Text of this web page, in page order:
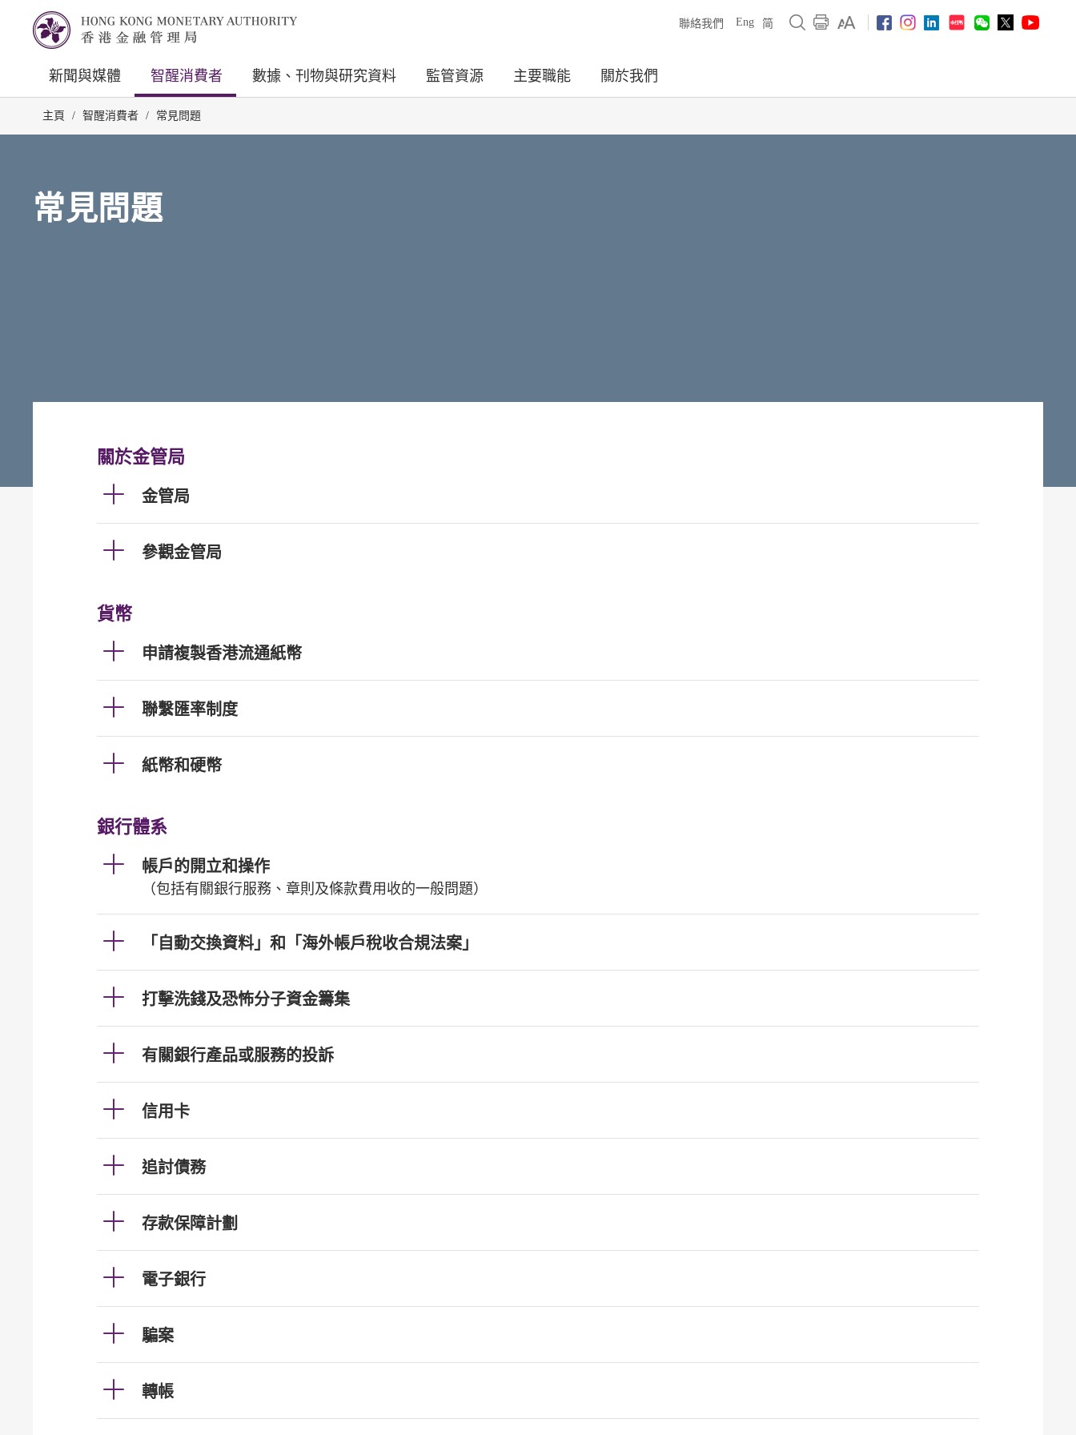
聯絡我們 Eng 简
新聞與媒體 智醒消費者 數據、刊物與研究資料 監管資源 主要職能 關於我們
主頁 / 智醒消費者 / 常見問題
常見問題
關於金管局
金管局
參觀金管局
貨幣
申請複製香港流通紙幣
聯繫匯率制度
紙幣和硬幣
銀行體系
帳戶的開立和操作
（包括有關銀行服務、章則及條款費用收的一般問題）
「自動交換資料」和「海外帳戶稅收合規法案」
打擊洗錢及恐怖分子資金籌集
有關銀行產品或服務的投訴
信用卡
追討債務
存款保障計劃
電子銀行
騙案
轉帳